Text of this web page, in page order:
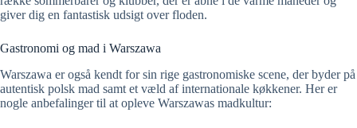
giver dig en fantastisk udsigt over floden.
Gastronomi og mad i Warszawa
Warszawa er også kendt for sin rige gastronomiske scene, der byder på
autentisk polsk mad samt et væld af internationale køkkener. Her er
nogle anbefalinger til at opleve Warszawas madkultur: